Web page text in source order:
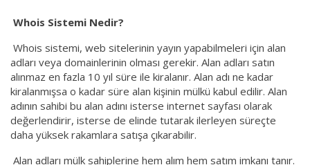
Whois Sistemi Nedir?
Whois sistemi, web sitelerinin yayın yapabilmeleri için alan
adları veya domainlerinin olması gerekir. Alan adları satın
alınmaz en fazla 10 yıl süre ile kiralanır. Alan adı ne kadar
kiralanmışsa o kadar süre alan kişinin mülkü kabul edilir. Alan
adının sahibi bu alan adını isterse internet sayfası olarak
değerlendirir, isterse de elinde tutarak ilerleyen süreçte
daha yüksek rakamlara satışa çıkarabilir.
Alan adları mülk sahiplerine hem alım hem satım imkanı tanır.